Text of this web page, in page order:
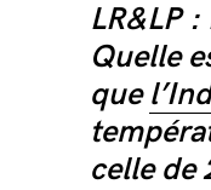
LR&LP
Quelle
que
celle de